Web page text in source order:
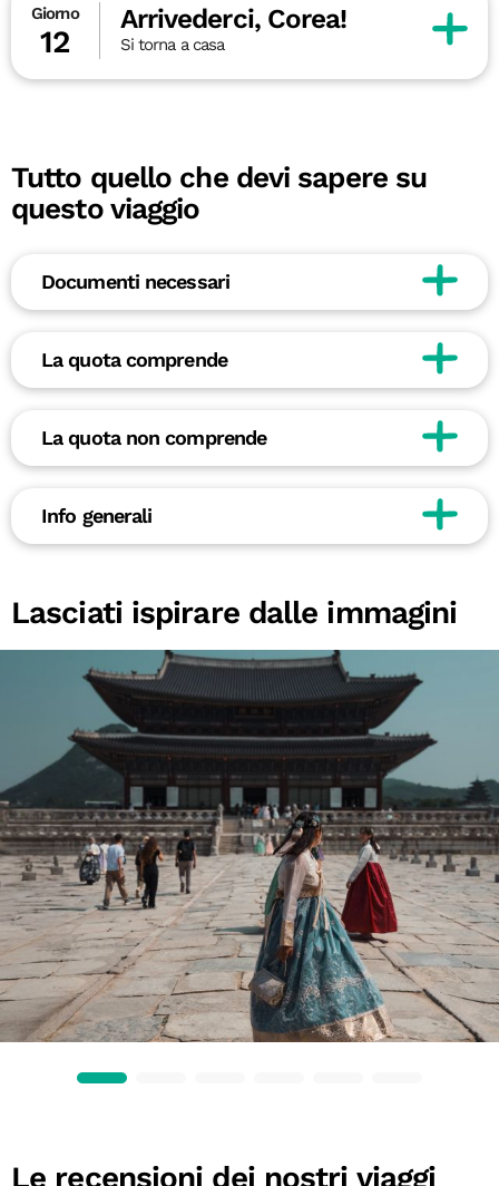
Giorno
12
Arrivederci, Corea!
Si torna a casa
Tutto quello che devi sapere su
questo viaggio
Documenti necessari
La quota comprende
La quota non comprende
Info generali
Lasciati ispirare dalle immagini
Le recensioni dei nostri viaggi